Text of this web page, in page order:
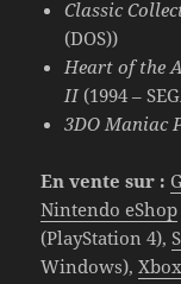
Classic
(DOS))
Heart of the
II(1994 –
3DO Maniac
En vente sur :
Nintendo eShop
(PlayStation 4),
Windows),